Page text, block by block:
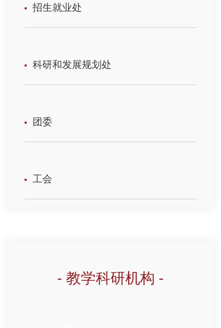
招生就业处
科研和发展规划处
团委
工会
- 教学科研机构 -